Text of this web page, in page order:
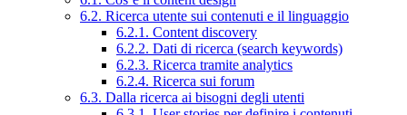
6.2. Ricerca utente sui contenuti e il linguaggio
6.2.1. Content discovery
6.2.2. Dati di ricerca (search keywords)
6.2.3. Ricerca tramite analytics
6.2.4. Ricerca sui forum
6.3. Dalla ricerca ai bisogni degli utenti